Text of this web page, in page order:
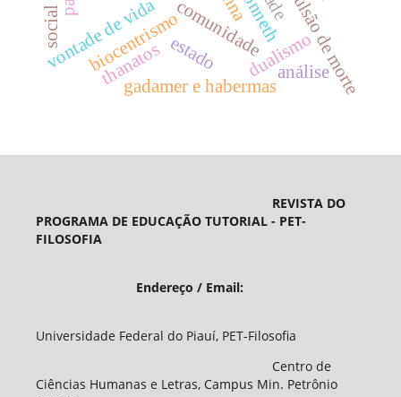
estado
comunidade
biocentrismo dualismopulsão de morte
thanatos
vontade de vida
gadamer e habermas
análise
social
REVISTA DO
PROGRAMA DE EDUCAÇÃO TUTORIAL - PET-
FILOSOFIA
Endereço / Email:
Universidade Federal do Piauí, PET-Filosofia
Centro de
Ciências Humanas e Letras, Campus Min. Petrônio